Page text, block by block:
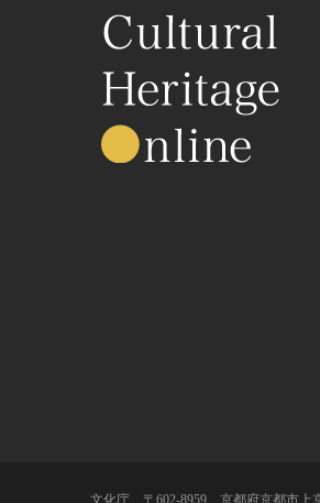
文化庁 〒602-8959 京都府京都市上